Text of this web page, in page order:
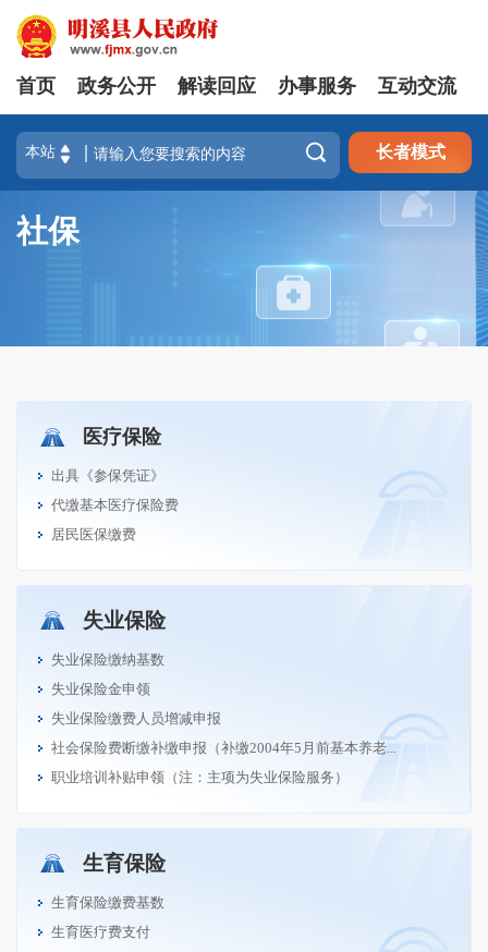
首页 政务公开 解读回应 办事服务 互动交流
 长者模式
社保
医疗保险
出具《参保凭证》
代缴基本医疗保险费
居民医保缴费
失业保险
失业保险缴纳基数
失业保险金申领
失业保险缴费人员增减申报
社会保险费断缴补缴申报（补缴2004年5月前基本养老...
职业培训补贴申领（注：主项为失业保险服务）
生育保险
生育保险缴费基数
生育医疗费支付